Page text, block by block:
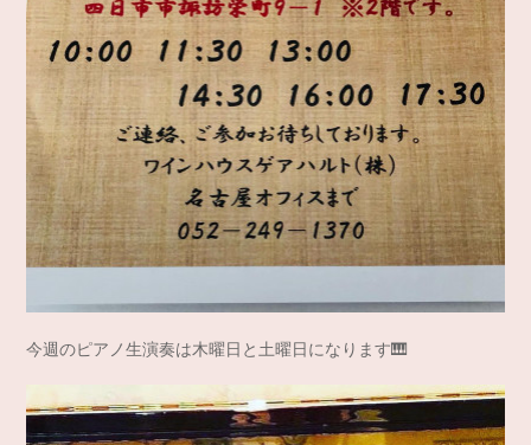
今週のピアノ生演奏は木曜日と土曜日になります🎹